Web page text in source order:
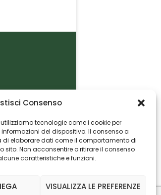
Consenso
utilizziamo tecnologie come i cookie per
del dispositivo. Il consenso a
di elaborare dati come il comportamento di
sito. Non acconsentire o ritirare il consenso
caratteristiche e funzioni.
VISUALIZZA LE PREFERENZE